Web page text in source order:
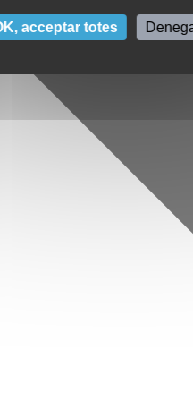
acceptar totes